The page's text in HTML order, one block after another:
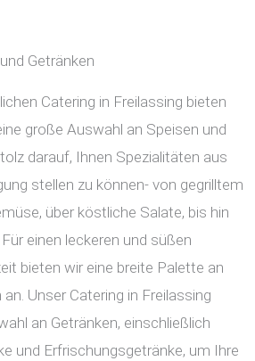
Getränken
Catering in Freilassing bieten
große Auswahl an Speisen und
darauf, Ihnen Spezialitäten aus
stellen zu können- von gegrilltem
über köstliche Salate, bis hin
einen leckeren und süßen
bieten wir eine breite Palette an
Unser Catering in Freilassing
an Getränken, einschließlich
und Erfrischungsgetränke, um Ihre